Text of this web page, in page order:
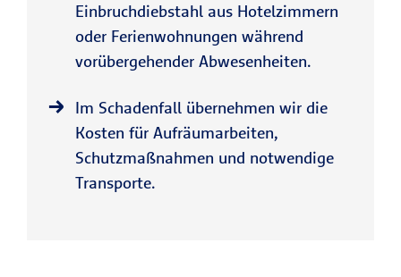
Einbruchdiebstahl aus Hotelzimmern
oder Ferienwohnungen während
vorübergehender Abwesenheiten.
Im Schadenfall übernehmen wir die
Kosten für Aufräumarbeiten,
Schutzmaßnahmen und notwendige
Transporte.